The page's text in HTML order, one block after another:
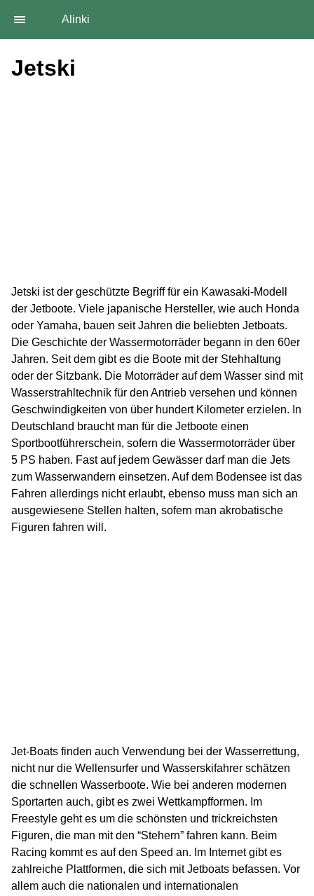
Alinki
Jetski
Jetski ist der geschützte Begriff für ein Kawasaki-Modell
der Jetboote. Viele japanische Hersteller, wie auch Honda
oder Yamaha, bauen seit Jahren die beliebten Jetboats.
Die Geschichte der Wassermotorräder begann in den 60er
Jahren. Seit dem gibt es die Boote mit der Stehhaltung
oder der Sitzbank. Die Motorräder auf dem Wasser sind mit
Wasserstrahltechnik für den Antrieb versehen und können
Geschwindigkeiten von über hundert Kilometer erzielen. In
Deutschland braucht man für die Jetboote einen
Sportbootführerschein, sofern die Wassermotorräder über
5 PS haben. Fast auf jedem Gewässer darf man die Jets
zum Wasserwandern einsetzen. Auf dem Bodensee ist das
Fahren allerdings nicht erlaubt, ebenso muss man sich an
ausgewiesene Stellen halten, sofern man akrobatische
Figuren fahren will.
Jet-Boats finden auch Verwendung bei der Wasserrettung,
nicht nur die Wellensurfer und Wasserskifahrer schätzen
die schnellen Wasserboote. Wie bei anderen modernen
Sportarten auch, gibt es zwei Wettkampfformen. Im
Freestyle geht es um die schönsten und trickreichsten
Figuren, die man mit den “Stehern” fahren kann. Beim
Racing kommt es auf den Speed an. Im Internet gibt es
zahlreiche Plattformen, die sich mit Jetboats befassen. Vor
allem auch die nationalen und internationalen